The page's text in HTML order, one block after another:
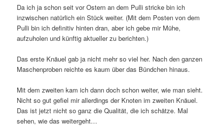
Da ich ja schon seit vor Ostern an dem Pulli stricke bin ich
inzwischen natürlich ein Stück weiter. (Mit dem Posten von dem
Pulli bin ich definitiv hinten dran, aber ich gebe mir Mühe,
aufzuholen und künftig aktueller zu berichten.)
Das erste Knäuel gab ja nicht mehr so viel her. Nach den ganzen
Maschenproben reichte es kaum über das Bündchen hinaus.
Mit dem zweiten kam ich dann doch schon weiter, wie man sieht.
Nicht so gut gefiel mir allerdings der Knoten im zweiten Knäuel.
Das ist jetzt nicht so ganz die Qualität, die ich schätze. Mal
sehen, wie das weitergeht…